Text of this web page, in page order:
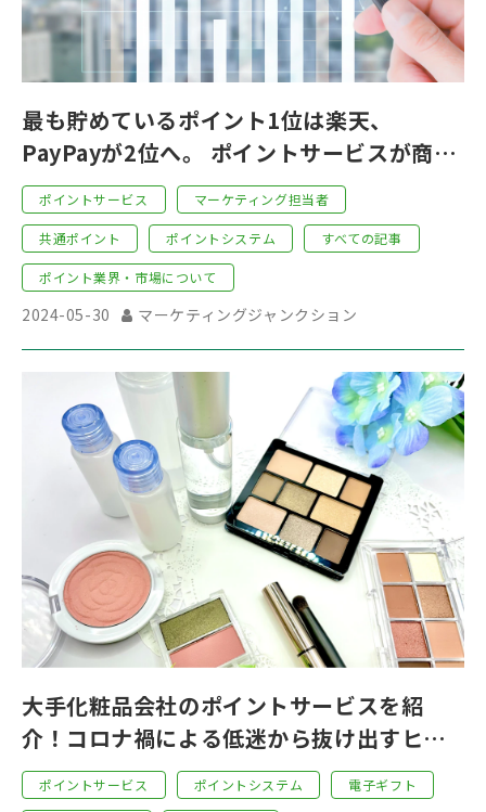
最も貯めているポイント1位は楽天、
PayPayが2位へ。 ポイントサービスが商品
やサービスに好影響との結果【ポイントサ
ービスに関する市場調査・2024年版
_No.1】結果公開
ポイントサービス マーケティング担当者
共通ポイント ポイントシステム すべての記事
ポイント業界・市場について
2024-05-30 マーケティングジャンクション
大手化粧品会社のポイントサービスを紹
介！コロナ禍による低迷から抜け出すヒン
トポイントサービス ポイントシステム 電子ギフト